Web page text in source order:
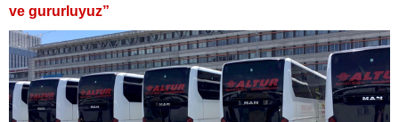
ve gururluyuz”